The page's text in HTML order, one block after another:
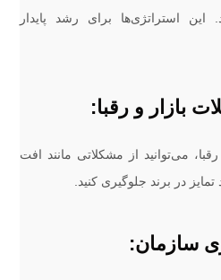
استراتژی‌ها برای رشد پایدار
می‌توانید از مشکلاتی مانند افت
در برند جلوگیری کنید.